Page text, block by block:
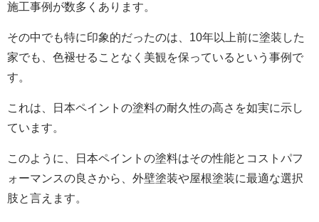
施工事例が数多くあります。
その中でも特に印象的だったのは、10年以上前に塗装した
家でも、色褪せることなく美観を保っているという事例で
す。
これは、日本ペイントの塗料の耐久性の高さを如実に示し
ています。
このように、日本ペイントの塗料はその性能とコストパフ
ォーマンスの良さから、外壁塗装や屋根塗装に最適な選択
肢と言えます。